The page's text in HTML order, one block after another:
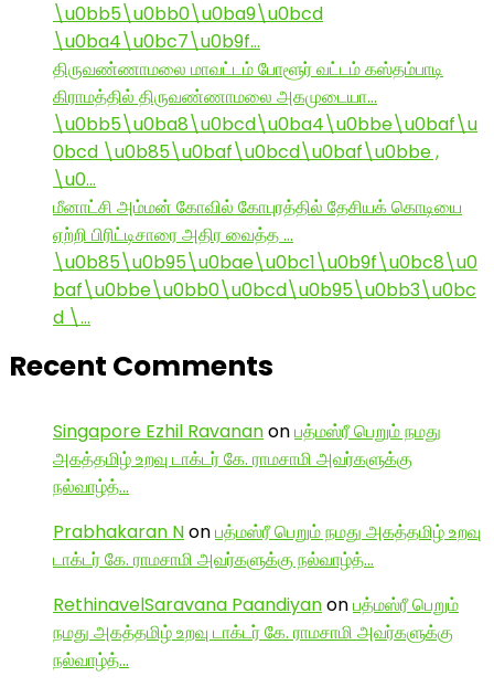
\u0bb5\u0bb0\u0ba9\u0bcd
\u0ba4\u0bc7\u0b9f…
திருவண்ணாமலை மாவட்டம் போளூர் வட்டம் கஸ்தம்பாடி
கிராமத்தில் திருவண்ணாமலை அகமுடையா…
\u0bb5\u0ba8\u0bcd\u0ba4\u0bbe\u0baf\u
0bcd \u0b85\u0baf\u0bcd\u0baf\u0bbe ,
\u0…
மீனாட்சி அம்மன் கோவில் கோபுரத்தில் தேசியக் கொடியை
ஏற்றி பிரிட்டிசாரை அதிர வைத்த …
\u0b85\u0b95\u0bae\u0bc1\u0b9f\u0bc8\u0
baf\u0bbe\u0bb0\u0bcd\u0b95\u0bb3\u0bc
d \…
Recent Comments
Singapore Ezhil Ravananonபத்மஸ்ரீ பெறும் நமது
அகத்தமிழ் உறவு டாக்டர் கே. ராமசாமி அவர்களுக்கு
நல்வாழ்த்…
Prabhakaran Nonபத்மஸ்ரீ பெறும் நமது அகத்தமிழ் உறவு
டாக்டர் கே. ராமசாமி அவர்களுக்கு நல்வாழ்த்…
RethinavelSaravana Paandiyanonபத்மஸ்ரீ பெறும்
நமது அகத்தமிழ் உறவு டாக்டர் கே. ராமசாமி அவர்களுக்கு
நல்வாழ்த்…